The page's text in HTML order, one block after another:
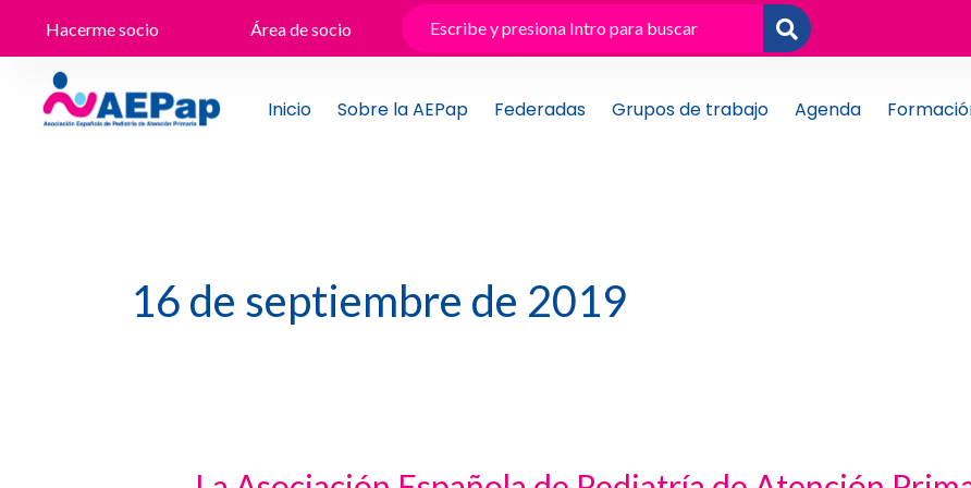
contenido
Hacerme socio Área de socio
Inicio Sobre la AEPap Federadas Grupos de trabajo Agenda
16 de septiembre de 2019
La